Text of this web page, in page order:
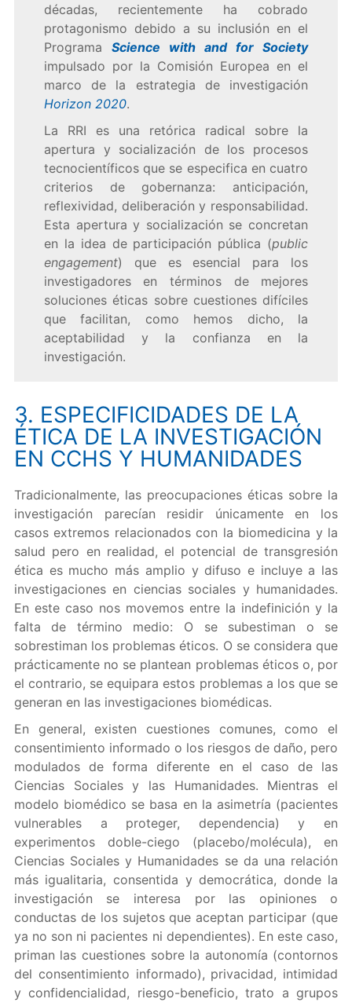
décadas, recientemente ha cobrado
protagonismo debido a su inclusión en el
Programa Science with and for Society
impulsado por la Comisión Europea en el
marco de la estrategia de investigación
Horizon 2020.
La RRI es una retórica radical sobre la
apertura y socialización de los procesos
tecnocientíficos que se especifica en cuatro
criterios de gobernanza: anticipación,
reflexividad, deliberación y responsabilidad.
Esta apertura y socialización se concretan
en la idea de participación pública (public
engagement) que es esencial para los
investigadores en términos de mejores
soluciones éticas sobre cuestiones difíciles
que facilitan, como hemos dicho, la
aceptabilidad y la confianza en la
investigación.
3. ESPECIFICIDADES DE LA
ÉTICA DE LA INVESTIGACIÓN
EN CCHS Y HUMANIDADES
Tradicionalmente, las preocupaciones éticas sobre la
investigación parecían residir únicamente en los
casos extremos relacionados con la biomedicina y la
salud pero en realidad, el potencial de transgresión
ética es mucho más amplio y difuso e incluye a las
investigaciones en ciencias sociales y humanidades.
En este caso nos movemos entre la indefinición y la
falta de término medio: O se subestiman o se
sobrestiman los problemas éticos. O se considera que
prácticamente no se plantean problemas éticos o, por
el contrario, se equipara estos problemas a los que se
generan en las investigaciones biomédicas.
En general, existen cuestiones comunes, como el
consentimiento informado o los riesgos de daño, pero
modulados de forma diferente en el caso de las
Ciencias Sociales y las Humanidades. Mientras el
modelo biomédico se basa en la asimetría (pacientes
vulnerables a proteger, dependencia) y en
experimentos doble-ciego (placebo/molécula), en
Ciencias Sociales y Humanidades se da una relación
más igualitaria, consentida y democrática, donde la
investigación se interesa por las opiniones o
conductas de los sujetos que aceptan participar (que
ya no son ni pacientes ni dependientes). En este caso,
priman las cuestiones sobre la autonomía (contornos
del consentimiento informado), privacidad, intimidad
y confidencialidad, riesgo-beneficio, trato a grupos